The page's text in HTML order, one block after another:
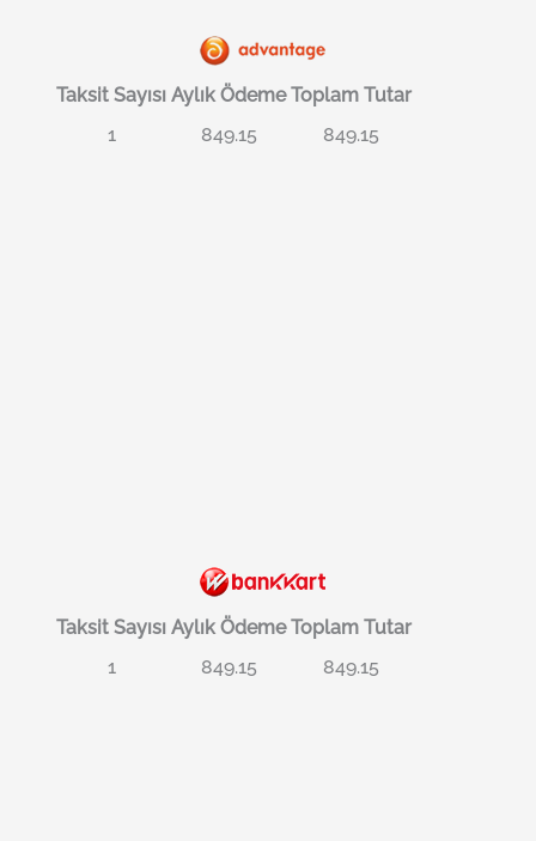
Taksit Sayısı Aylık Ödeme Toplam Tutar
1
849.15 849.15
Taksit Sayısı Aylık Ödeme Toplam Tutar
1
849.15 849.15